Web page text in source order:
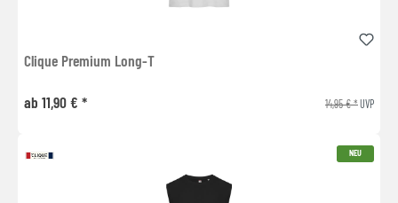
Clique Premium Long-T
ab 11,90 € * 14,95 € *UVP
NEU